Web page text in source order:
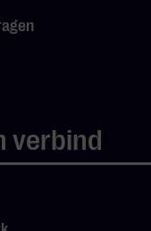
verbind